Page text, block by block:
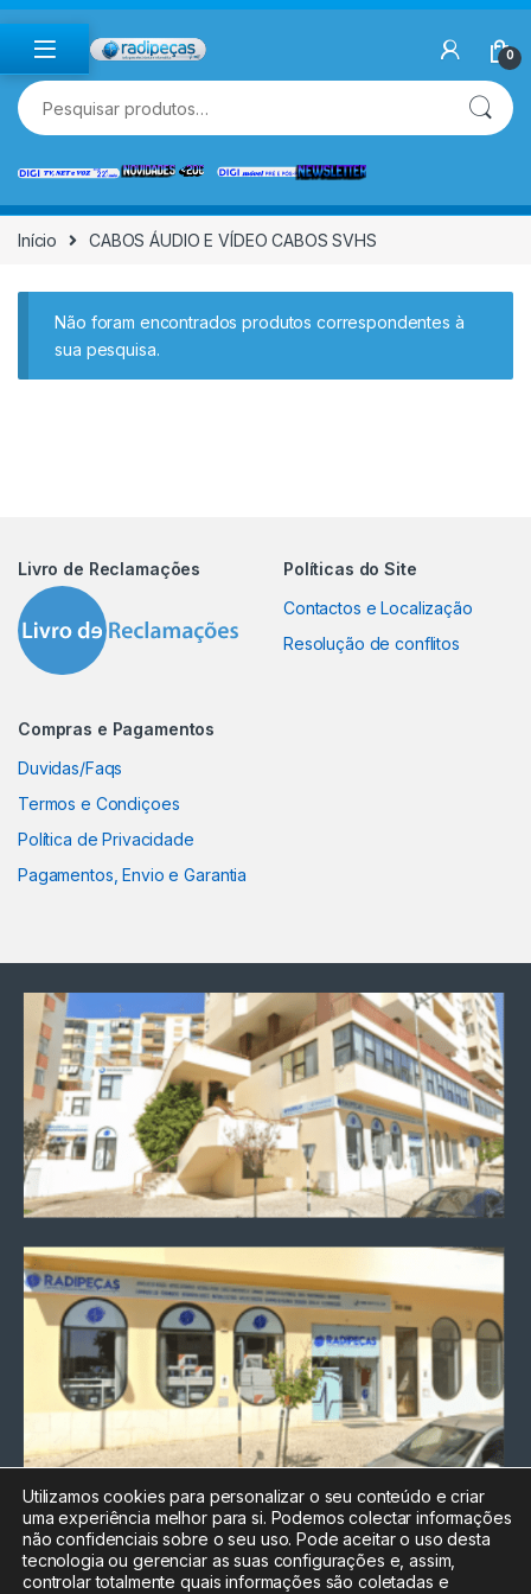
Skip to navigation
Skip to content
0
Pesquisar por:
Início CABOS ÁUDIO E VÍDEO CABOS SVHS
Não foram encontrados produtos correspondentes à
sua pesquisa.
Livro de Reclamações
Políticas do Site
Contactos e Localização
Resolução de conflitos
Compras e Pagamentos
Duvidas/Faqs
Termos e Condiçoes
Política de Privacidade
Pagamentos, Envio e Garantia
Chamada para a rede fixa
nacional
Electrónica:212
Utilizamos cookies para personalizar o seu conteúdo e criar
uma experiência melhor para si. Podemos colectar informações
não confidenciais sobre o seu uso. Pode aceitar o uso desta
tecnologia ou gerenciar as suas configurações e, assim,
controlar totalmente quais informações são coletadas e